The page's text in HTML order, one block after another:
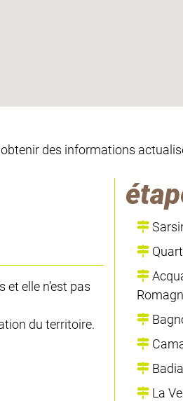
des informations
elle n’est pas
du territoire.
La